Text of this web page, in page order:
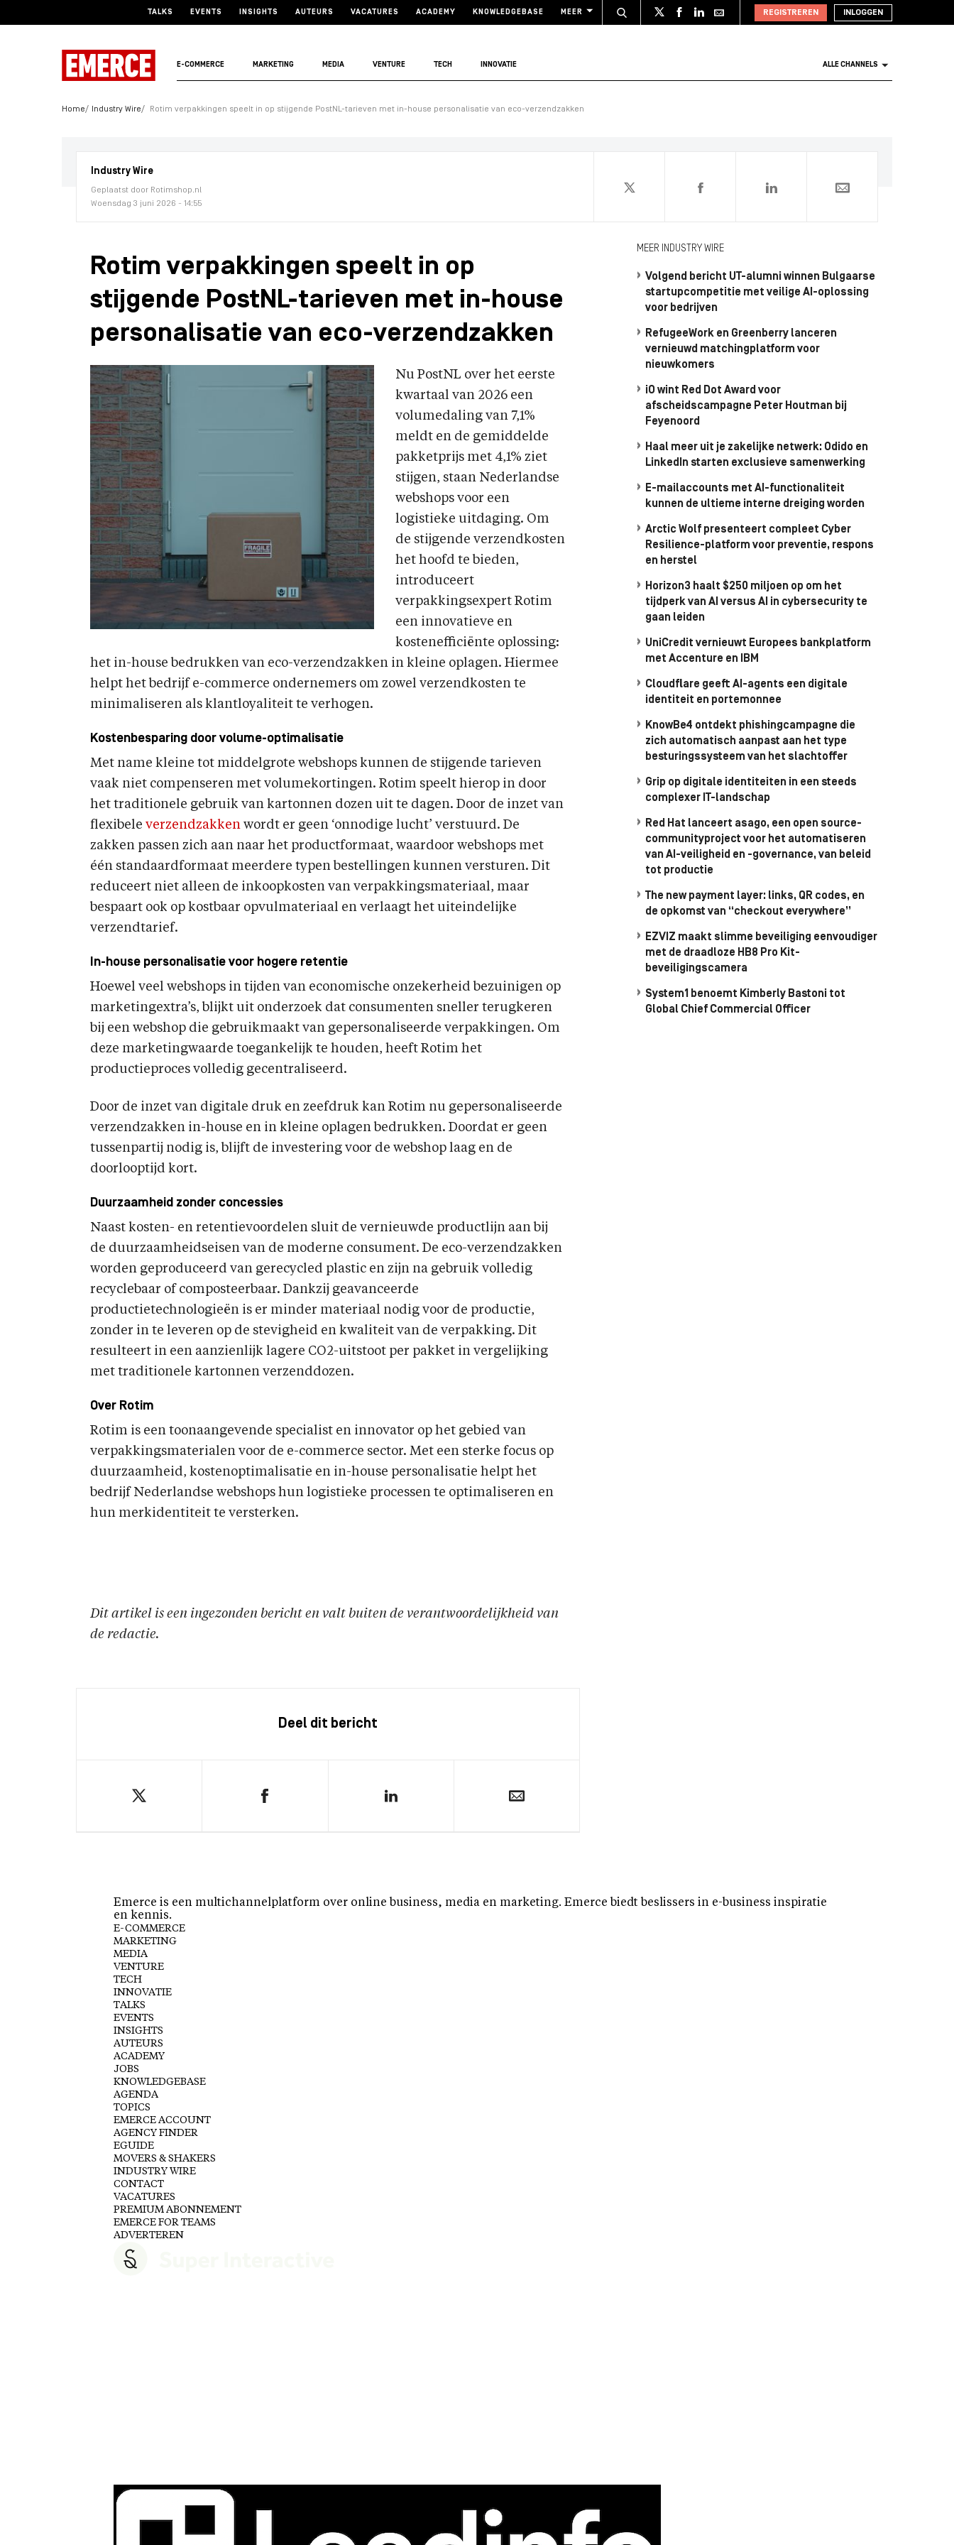
TALKS EVENTS INSIGHTS AUTEURS VACATURES ACADEMY KNOWLEDGEBASE MEER REGISTREREN INLOGGEN
E-COMMERCE MARKETING MEDIA VENTURE TECH INNOVATIE ALLE CHANNELS
Home Industry Wire Rotim verpakkingen speelt in op stijgende PostNL-tarieven met in-house personalisatie van eco-verzendzakken
Industry Wire
Geplaatst door Rotimshop.nl
Woensdag 3 juni 2026 - 14:55
0
Rotim verpakkingen speelt in op
stijgende PostNL-tarieven met in-house
personalisatie van eco-verzendzakken
Nu PostNL over het eerste
kwartaal van 2026 een
volumedaling van 7,1%
meldt en de gemiddelde
pakketprijs met 4,1% ziet
stijgen, staan Nederlandse
webshops voor een
logistieke uitdaging. Om
de stijgende verzendkosten
het hoofd te bieden,
introduceert
verpakkingsexpert Rotim
een innovatieve en
kostenefficiënte oplossing:
het in-house bedrukken van eco-verzendzakken in kleine oplagen. Hiermee
helpt het bedrijf e-commerce ondernemers om zowel verzendkosten te
minimaliseren als klantloyaliteit te verhogen.
Kostenbesparing door volume-optimalisatie
Met name kleine tot middelgrote webshops kunnen de stijgende tarieven
vaak niet compenseren met volumekortingen. Rotim speelt hierop in door
het traditionele gebruik van kartonnen dozen uit te dagen. Door de inzet van
flexibele verzendzakken wordt er geen ‘onnodige lucht’ verstuurd. De
zakken passen zich aan naar het productformaat, waardoor webshops met
één standaardformaat meerdere typen bestellingen kunnen versturen. Dit
reduceert niet alleen de inkoopkosten van verpakkingsmateriaal, maar
bespaart ook op kostbaar opvulmateriaal en verlaagt het uiteindelijke
verzendtarief.
In-house personalisatie voor hogere retentie
Hoewel veel webshops in tijden van economische onzekerheid bezuinigen op
marketingextra’s, blijkt uit onderzoek dat consumenten sneller terugkeren
bij een webshop die gebruikmaakt van gepersonaliseerde verpakkingen. Om
deze marketingwaarde toegankelijk te houden, heeft Rotim het
productieproces volledig gecentraliseerd.
Door de inzet van digitale druk en zeefdruk kan Rotim nu gepersonaliseerde
verzendzakken in-house en in kleine oplagen bedrukken. Doordat er geen
tussenpartij nodig is, blijft de investering voor de webshop laag en de
doorlooptijd kort.
Duurzaamheid zonder concessies
Naast kosten- en retentievoordelen sluit de vernieuwde productlijn aan bij
de duurzaamheidseisen van de moderne consument. De eco-verzendzakken
worden geproduceerd van gerecycled plastic en zijn na gebruik volledig
recyclebaar of composteerbaar. Dankzij geavanceerde
productietechnologieën is er minder materiaal nodig voor de productie,
zonder in te leveren op de stevigheid en kwaliteit van de verpakking. Dit
resulteert in een aanzienlijk lagere CO2-uitstoot per pakket in vergelijking
met traditionele kartonnen verzenddozen.
Over Rotim
Rotim is een toonaangevende specialist en innovator op het gebied van
verpakkingsmaterialen voor de e-commerce sector. Met een sterke focus op
duurzaamheid, kostenoptimalisatie en in-house personalisatie helpt het
bedrijf Nederlandse webshops hun logistieke processen te optimaliseren en
hun merkidentiteit te versterken.
Dit artikel is een ingezonden bericht en valt buiten de verantwoordelijkheid van
de redactie.
Deel dit bericht
MEER INDUSTRY WIRE
Volgend bericht UT-alumni winnen Bulgaarse
startupcompetitie met veilige AI-oplossing
voor bedrijven
RefugeeWork en Greenberry lanceren
vernieuwd matchingplatform voor
nieuwkomers
iO wint Red Dot Award voor
afscheidscampagne Peter Houtman bij
Feyenoord
Haal meer uit je zakelijke netwerk: Odido en
LinkedIn starten exclusieve samenwerking
E-mailaccounts met AI-functionaliteit
kunnen de ultieme interne dreiging worden
Arctic Wolf presenteert compleet Cyber
Resilience-platform voor preventie, respons
en herstel
Horizon3 haalt $250 miljoen op om het
tijdperk van AI versus AI in cybersecurity te
gaan leiden
UniCredit vernieuwt Europees bankplatform
met Accenture en IBM
Cloudflare geeft AI-agents een digitale
identiteit en portemonnee
KnowBe4 ontdekt phishingcampagne die
zich automatisch aanpast aan het type
besturingssysteem van het slachtoffer
Grip op digitale identiteiten in een steeds
complexer IT-landschap
Red Hat lanceert asago, een open source-
communityproject voor het automatiseren
van AI-veiligheid en -governance, van beleid
tot productie
The new payment layer: links, QR codes, en
de opkomst van “checkout everywhere”
EZVIZ maakt slimme beveiliging eenvoudiger
met de draadloze HB8 Pro Kit-
beveiligingscamera
System1 benoemt Kimberly Bastoni tot
Global Chief Commercial Officer
Emerce is een multichannelplatform over online business, media en marketing. Emerce biedt beslissers in e-business inspiratie
en kennis.
E-COMMERCE
MARKETING
MEDIA
VENTURE
TECH
INNOVATIE
TALKS
EVENTS
INSIGHTS
AUTEURS
ACADEMY
JOBS
KNOWLEDGEBASE
AGENDA
TOPICS
EMERCE ACCOUNT
AGENCY FINDER
EGUIDE
MOVERS & SHAKERS
INDUSTRY WIRE
CONTACT
VACATURES
PREMIUM ABONNEMENT
EMERCE FOR TEAMS
ADVERTEREN